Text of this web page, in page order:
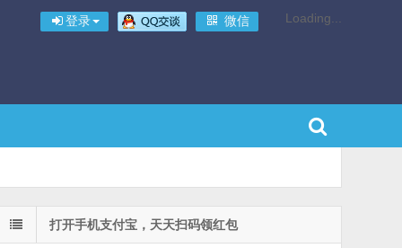
登录 微信 Loading...
打开手机支付宝，天天扫码领红包